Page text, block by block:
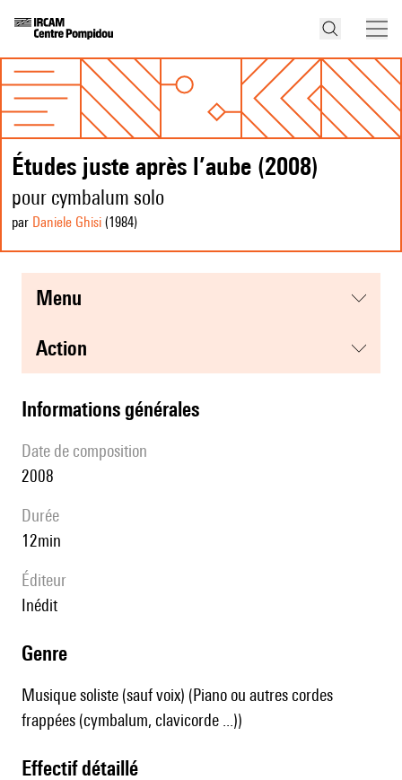
Études juste après l’aube (2008)
pour cymbalum solo
par Daniele Ghisi (1984)
menu
action
informations générales
date de composition
2008
durée
12min
éditeur
Inédit
genre
Musique soliste (sauf voix) (Piano ou autres cordes
frappées (cymbalum, clavicorde ...))
effectif détaillé